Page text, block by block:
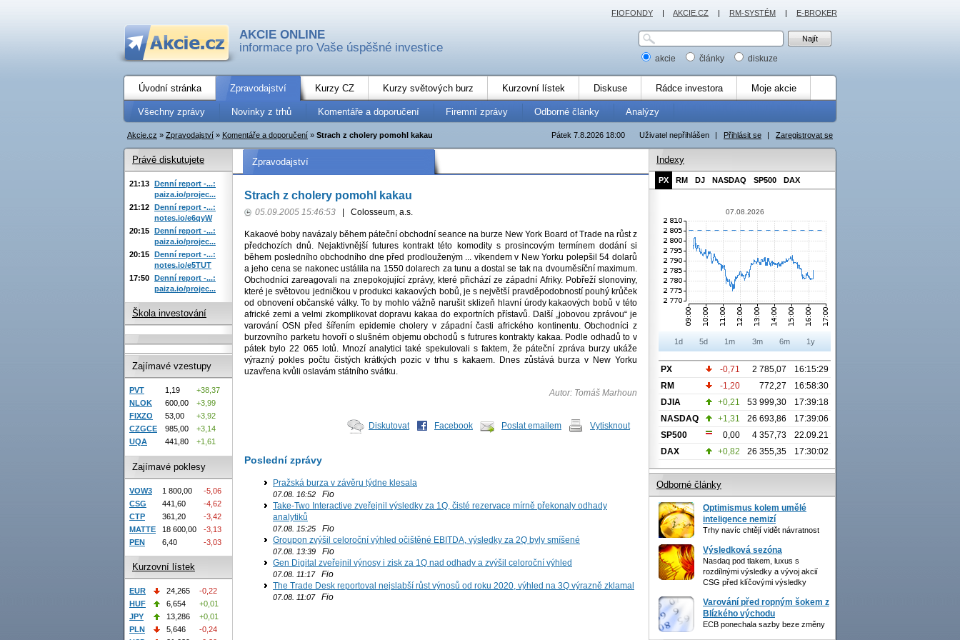
AKCIE ONLINE
informace pro Vaše úspěšné investice
akcie články diskuze
Úvodní stránka Zpravodajství Kurzy CZ Kurzy světových burz Kurzovní lístek Diskuse Rádce investora Moje akcie
Všechny zprávy Novinky z trhů Komentáře a doporučení Firemní zprávy Odborné články Analýzy
Uživatel nepřihlášen | Přihlásit se | Zaregistrovat se
Pátek 7.8.2026 18:00
Akcie.cz » Zpravodajství » Komentáře a doporučení » Strach z cholery pomohl kakau
Zpravodajství
Strach z cholery pomohl kakau
05.09.2005 15:46:53 Colosseum, a.s.
Kakaové boby navázaly během páteční obchodní seance na burze New York Board of Trade na růst z
předchozích dnů. Nejaktivnější futures kontrakt této komodity s prosincovým termínem dodání si
během posledního obchodního dne před prodlouženým ... víkendem v New Yorku polepšil 54 dolarů
a jeho cena se nakonec ustálila na 1550 dolarech za tunu a dostal se tak na dvouměsíční maximum.
Obchodníci zareagovali na znepokojující zprávy, které přichází ze západní Afriky. Pobřeží slonoviny,
které je světovou jedničkou v produkci kakaových bobů, je s největší pravděpodobností pouhý krůček
od obnovení občanské války. To by mohlo vážně narušit sklizeň hlavní úrody kakaových bobů v této
africké zemi a velmi zkomplikovat dopravu kakaa do exportních přístavů. Další „jobovou zprávou“ je
varování OSN před šířením epidemie cholery v západní časti afrického kontinentu. Obchodníci z
burzovního parketu hovoří o slušném objemu obchodů s futrures kontrakty kakaa. Podle odhadů to v
pátek bylo 22 065 lotů. Mnozí analytici také spekulovali s faktem, že páteční zpráva burzy ukáže
výrazný pokles počtu čistých krátkých pozic v trhu s kakaem. Dnes zůstává burza v New Yorku
uzavřena kvůli oslavám státního svátku.
Autor: Tomáš Marhoun
Diskutovat Facebook Poslat emailem Vytisknout
Poslední zprávy
Pražská burza v závěru týdne klesala
07.08. 16:52 Fio
Take-Two Interactive zveřejnil výsledky za 1Q, čisté rezervace mírně překonaly odhady
analytiků
07.08. 15:25 Fio
Groupon zvýšil celoroční výhled očištěné EBITDA, výsledky za 2Q byly smíšené
07.08. 13:39 Fio
Gen Digital zveřejnil výnosy i zisk za 1Q nad odhady a zvýšil celoroční výhled
07.08. 11:17Fio
The Trade Desk reportoval nejslabší růst výnosů od roku 2020, výhled na 3Q výrazně zklamal
07.08. 11:07Fio
Právě diskutujete
21:13 Denní report -...:
paiza.io/projec...
21:12 Denní report -...:
notes.io/e6qyW
20:15 Denní report -...:
paiza.io/projec...
20:15 Denní report -...:
notes.io/e5TUT
17:50 Denní report -...:
paiza.io/projec...
Škola investování
Zajímavé vzestupy
PVT 1,19
+38,37
NLOK
600,00
+3,99
FIXZO
53,00
+3,92
CZGCE
985,00
+3,14
UQA
441,80 +1,61
Zajímavé poklesy
VOW3 1 800,00
-5,06
CSG
441,60
-4,62
CTP
361,20
-3,42
MATTE
18 600,00
-3,13
PEN
6,40 -3,03
Kurzovní lístek
EUR 24,265
-0,22
HUF
6,654
+0,01
JPY
13,286
+0,01
PLN
5,646
-0,24
Indexy
PX RM DJ NASDAQ SP500 DAX
07.08.2026
1d 5d 1m 3m 6m 1y
PX -0,71 2 785,07
16:15:29
RM
-1,20 772,27
16:58:30
DJIA
+0,21 53 999,30
17:39:18
NASDAQ
+1,31 26 693,86
17:39:06
SP500
0,00 4 357,73
22.09.21
DAX
+0,82 26 355,35 17:30:02
Odborné články
Optimismus kolem umělé
inteligence nemizí
Trhy navíc chtějí vidět návratnost
Výsledková sezóna
Nasdaq pod tlakem, luxus s
rozdílnými výsledky a vývoj akcií
CSG před klíčovými výsledky
Varování před ropným šokem z
Blízkého východu
ECB ponechala sazby beze změny
FIOFONDY | AKCIE.CZ | RM-SYSTÉM | E-BROKER